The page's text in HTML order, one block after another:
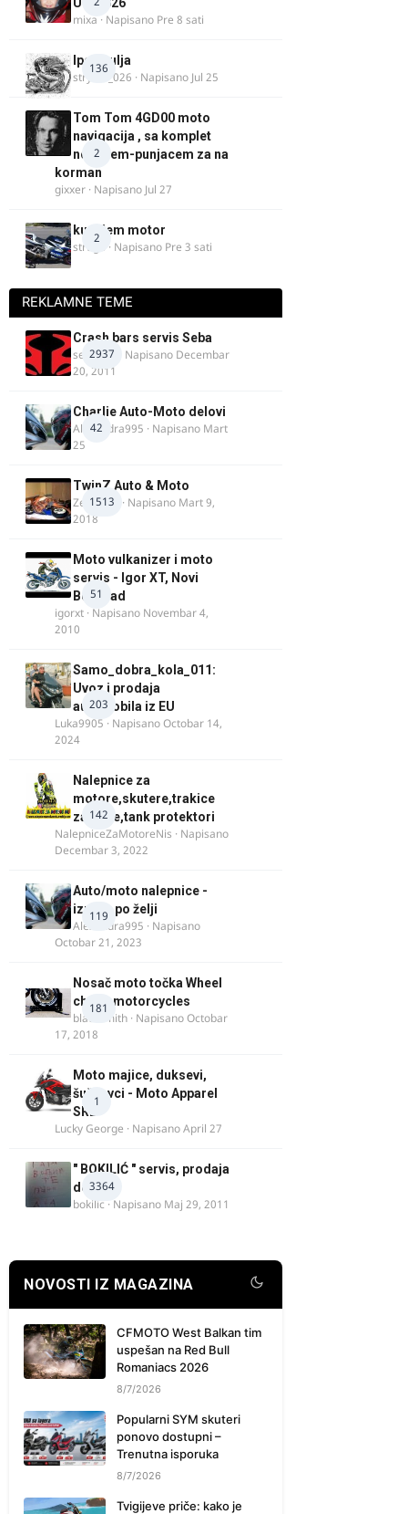
mixa · Napisano Pre 8 sati
136
Ipone ulja
stryker_026 · Napisano Jul 25
2
Tom Tom 4GD00 moto
navigacija , sa komplet
nosacem-punjacem za na
korman
gixxer · Napisano Jul 27
2
kupujem motor
strugo · Napisano Pre 3 sati
REKLAMNE TEME
2937
Crash bars servis Seba
seba011 · Napisano Decembar
20, 2011
42
Charlie Auto-Moto delovi
Alexandra995 · Napisano Mart
25
1513
TwinZ Auto & Moto
Zeljkamp · Napisano Mart 9,
2018
51
Moto vulkanizer i moto
servis - Igor XT, Novi
Beograd
igorxt · Napisano Novembar 4,
2010
203
Samo_dobra_kola_011:
Uvoz i prodaja
automobila iz EU
Luka9905 · NapisanoOctobar 14,
2024
142
Nalepnice za
motore,skutere,trakice
za felne,tank protektori
NalepniceZaMotoreNis · Napisano
Decembar 3, 2022
119
Auto/moto nalepnice -
izrada po želji
Alexandra995 · Napisano
Octobar 21, 2023
181
Nosač moto točka Wheel
chock motorcycles
blacksmith · NapisanoOctobar
17, 2018
1
Moto majice, duksevi,
šuškavci - Moto Apparel
SRB
Lucky George · NapisanoApril 27
3364
" BOKILIĆ " servis, prodaja
delova
bokilic · Napisano Maj 29, 2011
NOVOSTI IZ MAGAZINA
CFMOTO West Balkan tim
uspešan na Red Bull
Romaniacs 2026
8/7/2026
Popularni SYM skuteri
ponovo dostupni –
Trenutna isporuka
8/7/2026
Tvigijeve priče: kako je